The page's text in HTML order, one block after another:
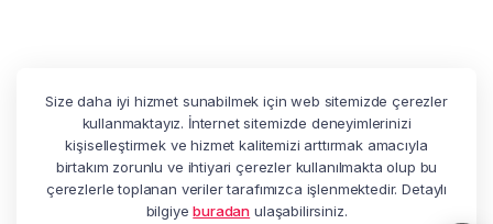
Size daha iyi hizmet sunabilmek için web sitemizde çerezler
kullanmaktayız. İnternet sitemizde deneyimlerinizi
kişiselleştirmek ve hizmet kalitemizi arttırmak amacıyla
birtakım zorunlu ve ihtiyari çerezler kullanılmakta olup bu
çerezlerle toplanan veriler tarafımızca işlenmektedir. Detaylı
bilgiyeburadan ulaşabilirsiniz.